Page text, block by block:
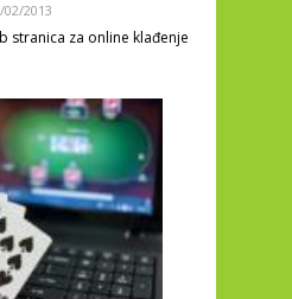
02/2013
stranica za online klađenje